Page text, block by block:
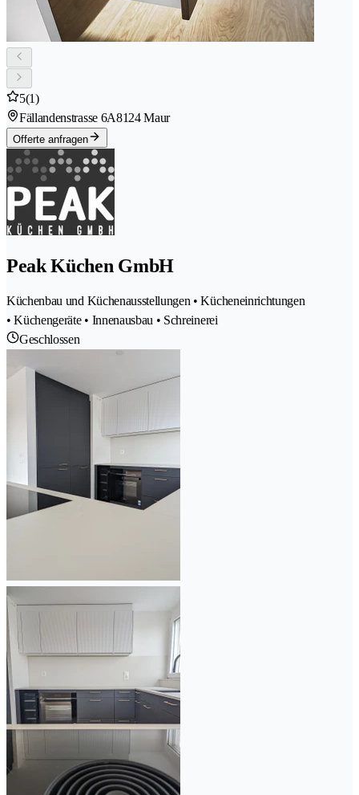
5(1)
Fällandenstrasse 6A8124 Maur
Offerte anfragen
Peak Küchen GmbH
Küchenbau und Küchenausstellungen • Kücheneinrichtungen
• Küchengeräte • Innenausbau • Schreinerei
Geschlossen